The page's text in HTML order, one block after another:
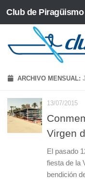
Saltar al contenido
ARCHIVO MENSUAL:
13/07/2015
Virgen
El pasado
fiesta de la
bendición